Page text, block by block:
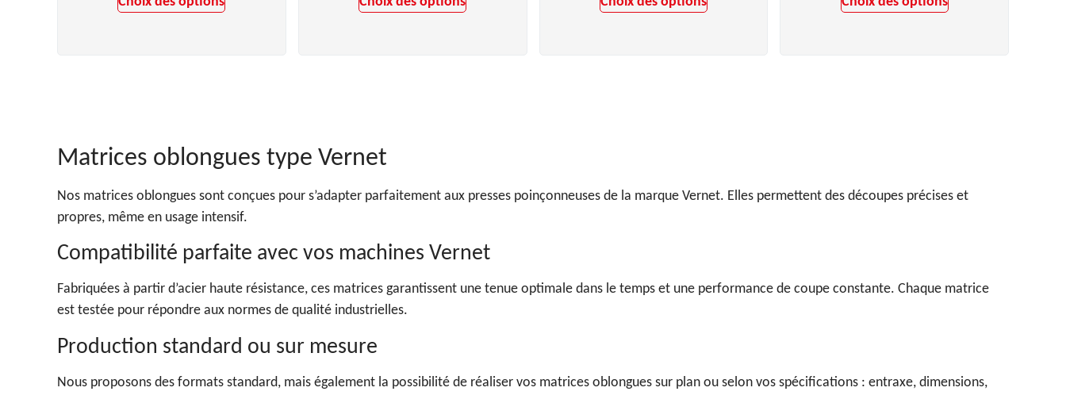
Matrices oblongues type Vernet
Nos matrices oblongues sont conçues pour s’adapter parfaitement aux presses poinçonneuses de la marque Vernet. Elles permettent des découpes précises et
propres, même en usage intensif.
Compatibilité parfaite avec vos machines Vernet
Fabriquées à partir d’acier haute résistance, ces matrices garantissent une tenue optimale dans le temps et une performance de coupe constante. Chaque matrice
est testée pour répondre aux normes de qualité industrielles.
Production standard ou sur mesure
Nous proposons des formats standard, mais également la possibilité de réaliser vos matrices oblongues sur plan ou selon vos spécifications : entraxe, dimensions,